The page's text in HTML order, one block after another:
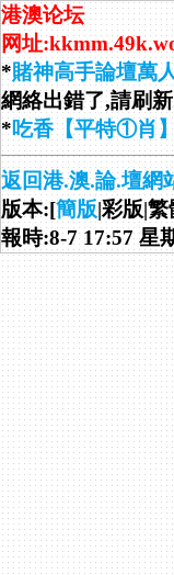
港澳论坛
网址
*賭神高手論壇萬
網絡出錯了,請刷
*吃香【平特①肖
返回港.澳.論.壇網
版本:[簡版|彩版|繁
報時:8-7 17:57 星